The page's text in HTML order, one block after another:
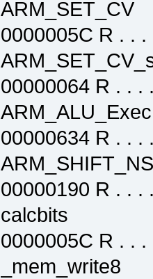
0000005C R . . .
00000064 R . . .
00000634 R . . .
00000190 R . . .
calcbits
0000005C R . . .